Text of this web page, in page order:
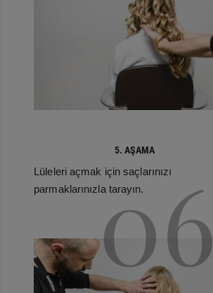
5. AŞAMA
Lüleleri açmak için saçlarınızı
parmaklarınızla tarayın.06